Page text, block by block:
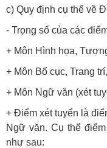
c) Quy định cụ thể về
- Trọng số của các
+ Môn Hình họa,
+ Môn Bố cục, Trang
+ Môn Ngữ văn (xét
+ Điểm xét tuyển là
Ngữ văn. Cụ thể
như sau: